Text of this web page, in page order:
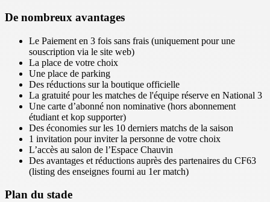
De nombreux avantages
Le Paiement en 3 fois sans frais (uniquement pour une
souscription via le site web)
La place de votre choix
Une place de parking
Des réductions sur la boutique officielle
La gratuité pour les matches de l'équipe réserve en National 3
Une carte d’abonné non nominative (hors abonnement
étudiant et kop supporter)
Des économies sur les 10 derniers matchs de la saison
1 invitation pour inviter la personne de votre choix
L’accès au salon de l’Espace Chauvin
Des avantages et réductions auprès des partenaires du CF63
(listing des enseignes fourni au 1er match)
Plan du stade